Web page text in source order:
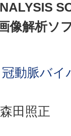
像解析ソ
動脈バイ
田照正